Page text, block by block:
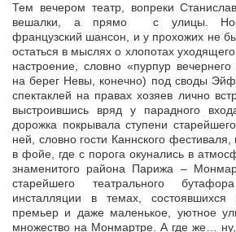
Тем вечером театр, вопреки
вешалки, а прямо с улицы.
французский шансон, и у прохожих не
остаться в мыслях о хлопотах
настроение, словно «пурпур
на берег Невы, конечно) под своды
спектаклей на правах хозяев лично
выстроившись вряд у парадного
дорожка покрывала ступени
ней, словно гости Каннского
в фойе, где с порога окунались в
знаменитого района Парижа –
старейшего театрального
инсталляции в темах,
премьер и даже маленькое, уютное
множество на Монмартре. А где же…